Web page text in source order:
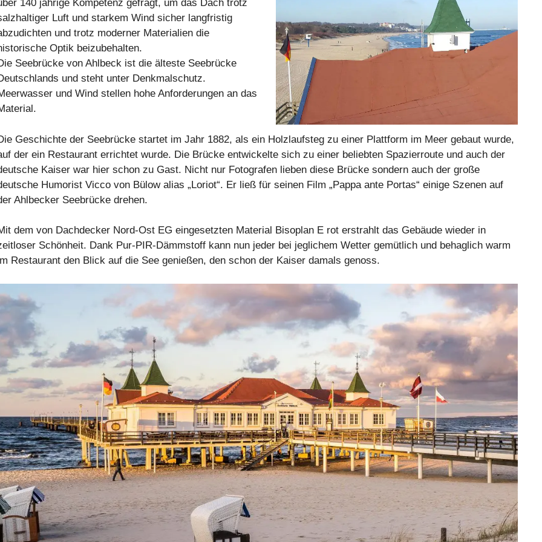
Stahltrapez
und Kies
BWA S5
140 jährige Kompetenz gefragt, um das Dach trotz
Luft und starkem Wind sicher langfristig
und trotz moderner Materialien die
Optik beizubehalten.
Seebrücke von Ahlbeck ist die älteste Seebrücke
und steht unter Denkmalschutz.
und Wind stellen hohe Anforderungen an das
Geschichte der Seebrücke startet im Jahr 1882, als ein Holzlaufsteg zu einer Plattform im Meer gebaut wurde,
der ein Restaurant errichtet wurde. Die Brücke entwickelte sich zu einer beliebten Spazierroute und auch der
Kaiser war hier schon zu Gast. Nicht nur Fotografen lieben diese Brücke sondern auch der große
Humorist Vicco von Bülow alias „Loriot“. Er ließ für seinen Film „Pappa ante Portas“ einige Szenen auf
Ahlbecker Seebrücke drehen.
dem von Dachdecker Nord-Ost EG eingesetzten Material Bisoplan E rot erstrahlt das Gebäude wieder in
Schönheit. Dank Pur-PIR-Dämmstoff kann nun jeder bei jeglichem Wetter gemütlich und behaglich warm
Restaurant den Blick auf die See genießen, den schon der Kaiser damals genoss.